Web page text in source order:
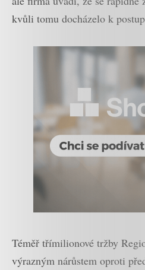
kvůli tomu docházelo k
Téměř třímilionové tržby
výrazným nárůstem oproti